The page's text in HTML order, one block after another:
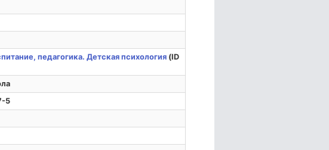
педагогика. Детская психология(ID
5